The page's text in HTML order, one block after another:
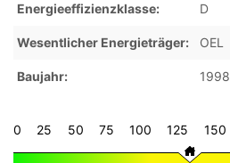
Energieeffizienzklasse D
Wesentlicher Energieträger OEL
Baujahr 1998
0 25 50 75 100 125 150